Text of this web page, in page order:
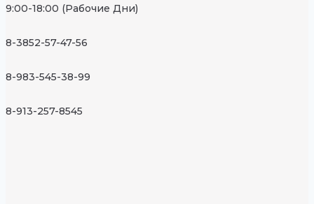
9:00-18:00 (Рабочие Дни)
8-3852-57-47-56
8-983-545-38-99
8-913-257-8545